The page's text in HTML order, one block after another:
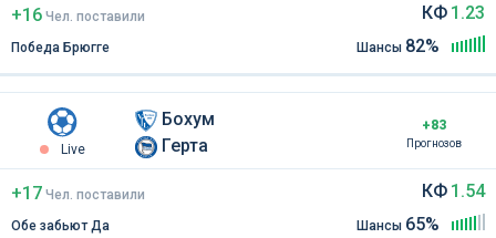
+16 Чел. поставили
Победа Брюгге
КФ 1.23
Шансы 82%
Live
Бохум
Герта
+83
Прогнозов
+17 Чел. поставили
Обе забьют Да
КФ 1.54
Шансы 65%